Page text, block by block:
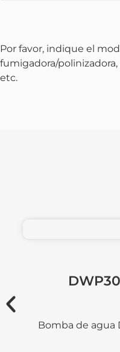
Por favor, indique el
fumigadora/
etc.
Bomba de agua